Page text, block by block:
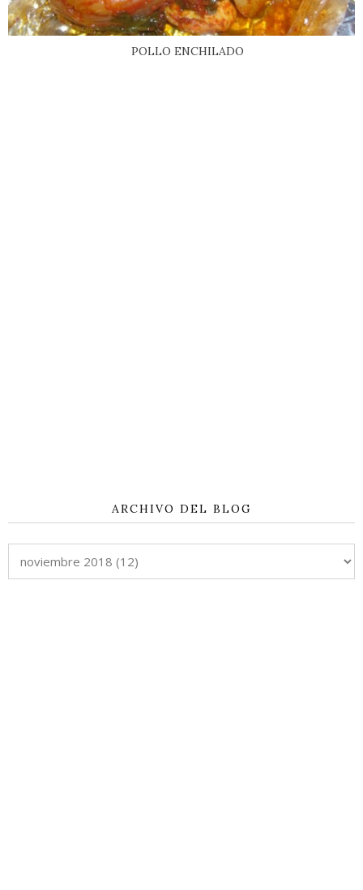
POLLO ENCHILADO
ARCHIVO DEL BLOG